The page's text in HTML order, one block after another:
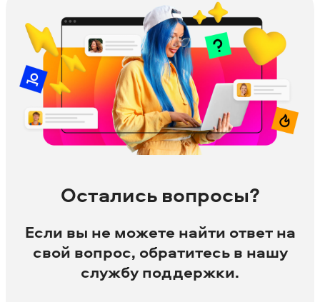
Остались вопросы?
Если вы не можете найти ответ на
свой вопрос, обратитесь в нашу
службу поддержки.